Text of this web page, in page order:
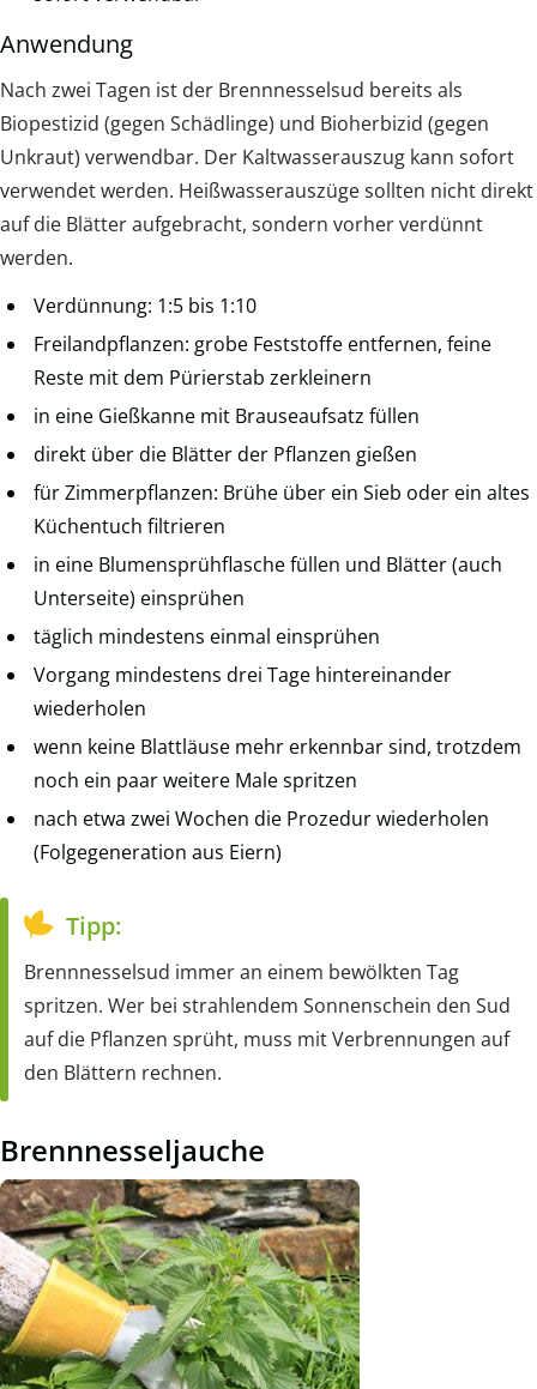
Anwendung
Nach zwei Tagen ist der Brennnesselsud bereits als
Biopestizid (gegen Schädlinge) und Bioherbizid (gegen
Unkraut) verwendbar. Der Kaltwasserauszug kann sofort
verwendet werden. Heißwasserauszüge sollten nicht direkt
auf die Blätter aufgebracht, sondern vorher verdünnt
werden.
Verdünnung: 1:5 bis 1:10
Freilandpflanzen: grobe Feststoffe entfernen, feine
Reste mit dem Pürierstab zerkleinern
in eine Gießkanne mit Brauseaufsatz füllen
direkt über die Blätter der Pflanzen gießen
für Zimmerpflanzen: Brühe über ein Sieb oder ein altes
Küchentuch filtrieren
in eine Blumensprühflasche füllen und Blätter (auch
Unterseite) einsprühen
täglich mindestens einmal einsprühen
Vorgang mindestens drei Tage hintereinander
wiederholen
wenn keine Blattläuse mehr erkennbar sind, trotzdem
noch ein paar weitere Male spritzen
nach etwa zwei Wochen die Prozedur wiederholen
(Folgegeneration aus Eiern)
Tipp:
Brennnesselsud immer an einem bewölkten Tag
spritzen. Wer bei strahlendem Sonnenschein den Sud
auf die Pflanzen sprüht, muss mit Verbrennungen auf
den Blättern rechnen.
Brennnesseljauche